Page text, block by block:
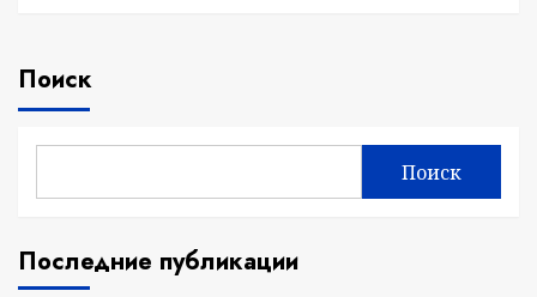
Поиск
Поиск
Последние публикации